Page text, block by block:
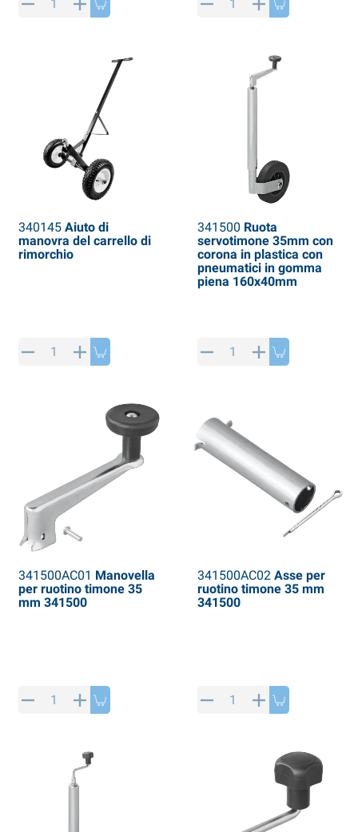
340145Aiuto di
manovra del carrello di
rimorchio
341500 Ruota
servotimone 35mm con
corona in plastica con
pneumatici in gomma
piena 160x40mm
341500AC01 Manovella
per ruotino timone 35
mm 341500
341500AC02Asse per
ruotino timone 35 mm
341500